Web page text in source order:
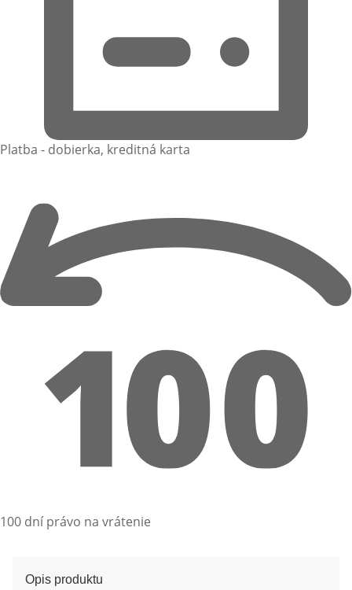
Platba - dobierka, kreditná karta
100 dní právo na vrátenie
Opis produktu